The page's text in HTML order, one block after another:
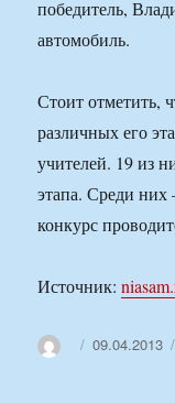
победитель,
автомобиль.
Стоит отметить,
различных его
учителей. 19 из
этапа. Среди них
конкурс
Источник:
Автор09.04.2013